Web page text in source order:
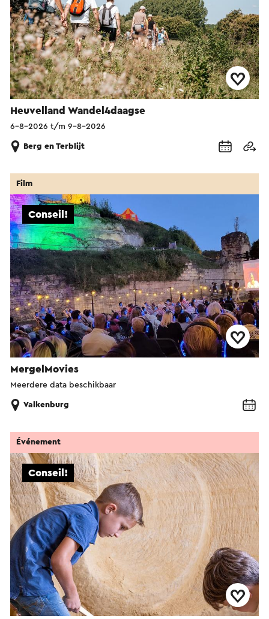
Heuvelland Wandel4daagse
6-8-2026 t/m 9-8-2026
Berg en Terblijt
MergelMovies
Conseil!
Film
Meerdere data beschikbaar
Valkenburg
Conseil!
Événement